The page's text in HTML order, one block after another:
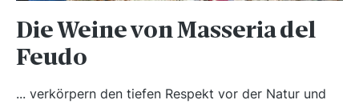
Die Weine von Masseria del
Feudo
... verkörpern den tiefen Respekt vor der Natur und